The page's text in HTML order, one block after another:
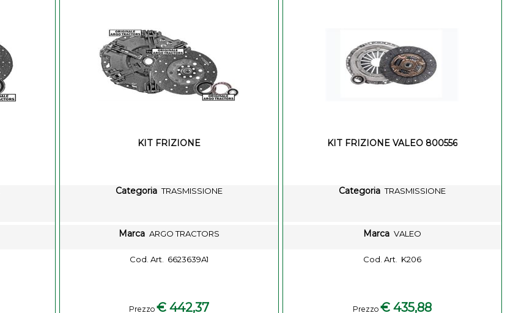
KIT FRIZIONE
Categoria TRASMISSIONE
Marca ARGO TRACTORS
Cod. Art. 6623639A1
Prezzo € 442,37
KIT FRIZIONE VALEO 800556
Categoria TRASMISSIONE
Marca VALEO
Cod. Art. K206
Prezzo € 435,88